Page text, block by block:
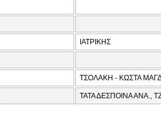
ΙΑΤΡΙΚΗΣ
ΤΣΟΛΑΚΗ - ΚΩΣΤΑ
ΤΑΤΑ ΔΕΣΠΟΙΝΑ ΑΝΑ.,